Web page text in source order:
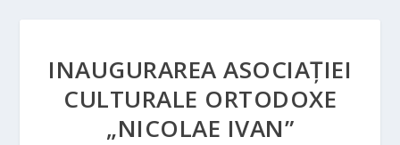
INAUGURAREA ASOCIAȚIEI
CULTURALE ORTODOXE
„NICOLAE IVAN”